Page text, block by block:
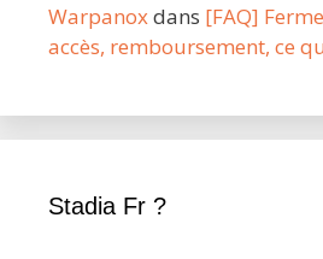
Warpanox dans [FAQ]
accès, remboursement, ce
Stadia Fr ?